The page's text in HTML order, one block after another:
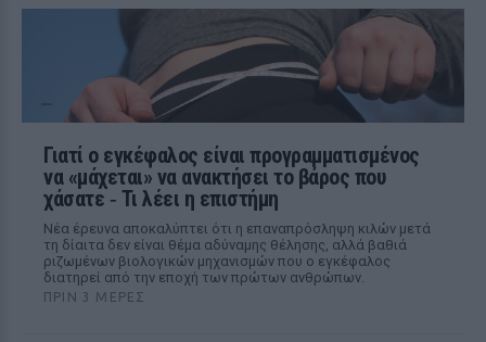
Γιατί ο εγκέφαλος είναι προγραμματισμένος
να «μάχεται» να ανακτήσει το βάρος που
χάσατε ‑ Τι λέει η επιστήμη
Νέα έρευνα αποκαλύπτει ότι η επαναπρόσληψη κιλών μετά
τη δίαιτα δεν είναι θέμα αδύναμης θέλησης, αλλά βαθιά
ριζωμένων βιολογικών μηχανισμών που ο εγκέφαλος
διατηρεί από την εποχή των πρώτων ανθρώπων.
ΠΡΙΝ 3 ΜΈΡΕΣ